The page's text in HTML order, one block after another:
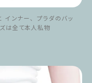
インナー、プラダのバッ
は全て本人私物